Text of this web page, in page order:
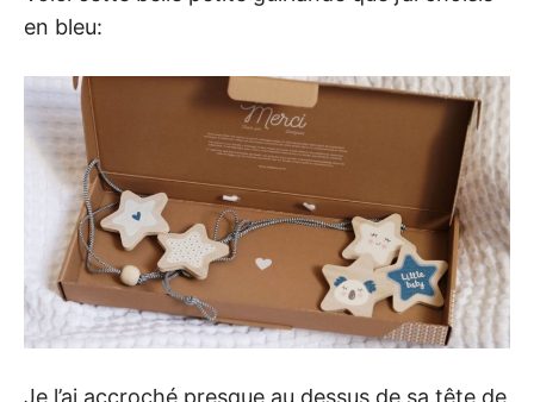
en bleu:
Je l’ai accroché presque au dessus de sa tête de